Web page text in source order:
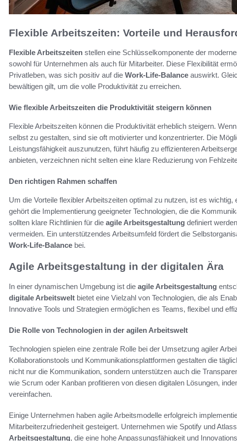
Flexible Arbeitszeiten: Vorteile und
Flexible Arbeitszeiten stellen eine Schlüsselkomponente der
sowohl für Unternehmen als auch für Mitarbeiter. Diese Flexibilität
Privatleben, was sich positiv auf die Work-Life-Balance auswirkt.
bewältigen gilt, um die volle Produktivität zu erreichen.
Wie flexible Arbeitszeiten die Produktivität steigern können
Flexible Arbeitszeiten können die Produktivität erheblich steigern.
selbst zu gestalten, sind sie oft motivierter und konzentrierter. Die
Leistungsfähigkeit auszunutzen, führt häufig zu effizienteren
anbieten, verzeichnen nicht selten eine klare Reduzierung von
Den richtigen Rahmen schaffen
Um die Vorteile flexibler Arbeitszeiten optimal zu nutzen, ist es
gehört die Implementierung geeigneter Technologien, die die
sollten klare Richtlinien für die agile Arbeitsgestaltung definiert
vermeiden. Ein unterstützendes Arbeitsumfeld fördert die
Work-Life-Balance bei.
Agile Arbeitsgestaltung in der digitalen Ära
In einer dynamischen Umgebung ist die agile Arbeitsgestaltung
digitale Arbeitswelt bietet eine Vielzahl von Technologien, die als
Innovative Tools und Strategien ermöglichen es Teams, flexibel und
Die Rolle von Technologien in der agilen Arbeitswelt
Technologien spielen eine zentrale Rolle bei der Umsetzung agiler
Kollaborationstools und Kommunikationsplattformen gestalten die
nicht nur die Kommunikation, sondern unterstützen auch die
wie Scrum oder Kanban profitieren von diesen digitalen Lösungen,
vereinfachen.
Einige Unternehmen haben agile Arbeitsmodelle erfolgreich
Mitarbeiterzufriedenheit gesteigert. Unternehmen wie Spotify und
Arbeitsgestaltung, die eine hohe Anpassungsfähigkeit und